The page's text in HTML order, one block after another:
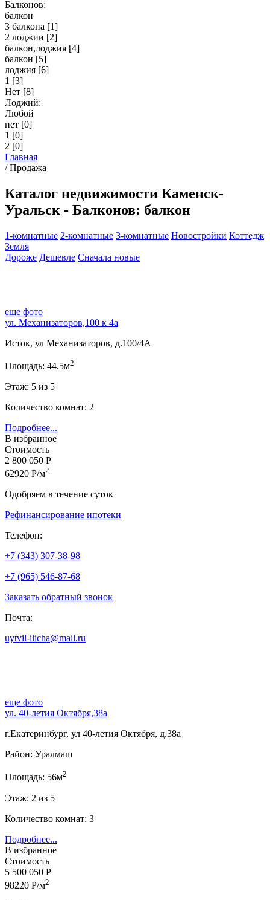
Балконов:
балкон
3 балкона [1]
2 лоджии [2]
балкон,лоджия [4]
балкон [5]
лоджия [6]
1 [3]
Нет [8]
Лоджий:
Любой
нет [0]
1 [0]
2 [0]
Главная
/Продажа
Каталог недвижимости Каменск-
Уральск - Балконов: балкон
1-комнатные 2-комнатные 3-комнатные Новостройки Коттедж
Земля
Дороже Дешевле Сначала новые
еще фото
ул. Механизаторов,100 к 4а
Исток, ул Механизаторов, д.100/4А
Площадь: 44.5м2
Этаж: 5 из 5
Количество комнат: 2
Подробнее...
В избранное
Стоимость
2 800 050 Р
62920 Р/м2
Одобряем в течение суток
Рефинансирование ипотеки
Телефон:
+7 (343) 307-38-98
+7 (965) 546-87-68
Заказать обратный звонок
Почта:
uytvil-ilicha@mail.ru
еще фото
ул. 40-летия Октября,38а
г.Екатеринбург, ул 40-летия Октября, д.38а
Район: Уралмаш
Площадь: 56м2
Этаж: 2 из 5
Количество комнат: 3
Подробнее...
В избранное
Стоимость
5 500 050 Р
98220 Р/м2